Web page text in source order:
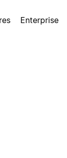
Enterprise